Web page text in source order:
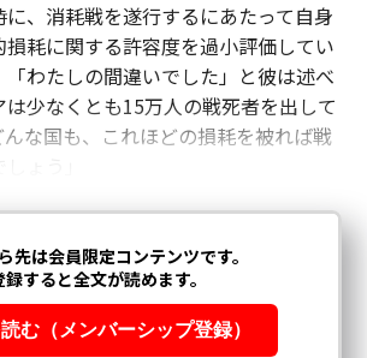
、消耗戦を遂行するにあたって自身
耗に関する許容度を過小評価してい
「わたしの間違いでした」と彼は述べ
少なくとも15万人の戦死者を出して
な国も、これほどの損耗を被れば戦